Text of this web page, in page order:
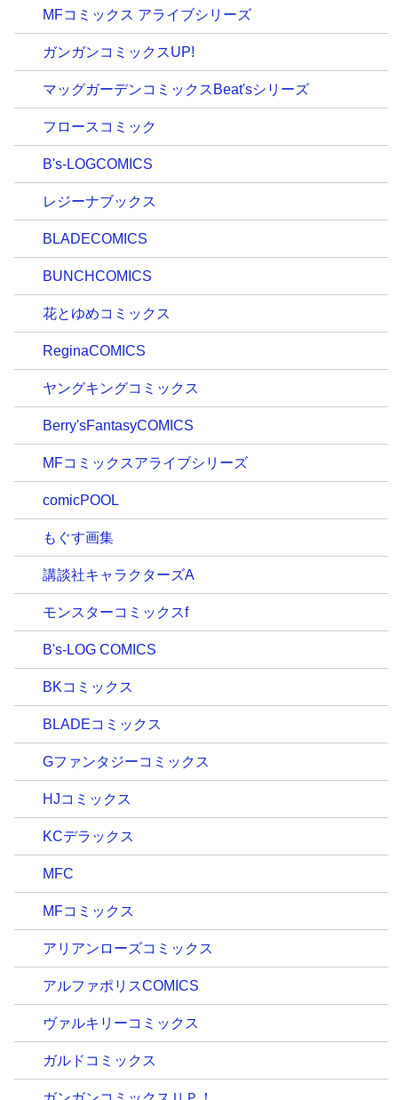
MFコミックス アライブシリーズ
ガンガンコミックスUP!
マッグガーデンコミックスBeat'sシリーズ
フロースコミック
B's-LOGCOMICS
レジーナブックス
BLADECOMICS
BUNCHCOMICS
花とゆめコミックス
ReginaCOMICS
ヤングキングコミックス
Berry'sFantasyCOMICS
MFコミックスアライブシリーズ
comicPOOL
もぐす画集
講談社キャラクターズA
モンスターコミックスf
B's-LOG COMICS
BKコミックス
BLADEコミックス
Gファンタジーコミックス
HJコミックス
KCデラックス
MFC
MFコミックス
アリアンローズコミックス
アルファポリスCOMICS
ヴァルキリーコミックス
ガルドコミックス